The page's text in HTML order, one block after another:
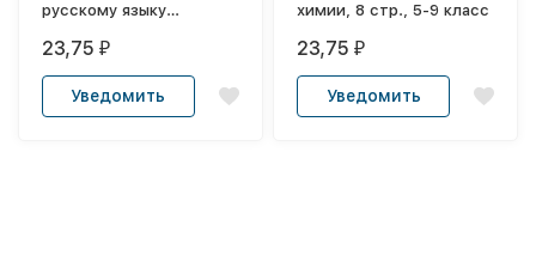
русскому языку
разбор», 8 стр., 1-4
класс
23,75₽
Уведомить
химии, 8 стр., 5-9 класс
23,75₽
Уведомить